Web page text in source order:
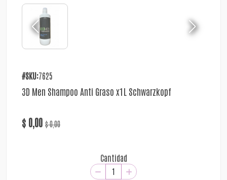
#SKU:7625
3D Men Shampoo Anti Graso x1L Schwarzkopf
$ 0,00 $ 0,00
Cantidad